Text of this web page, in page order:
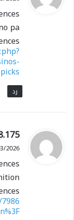
ل
pa
رد
ي
ق
ل
20/03/2026